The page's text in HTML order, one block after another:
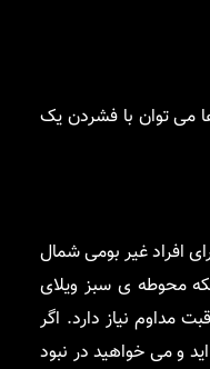
می توان با فشردن یک
افراد غیر بومی شمال
محوطه ی سبز ویلای
مداوم نیاز دارد. اگر
و می خواهید در نبود